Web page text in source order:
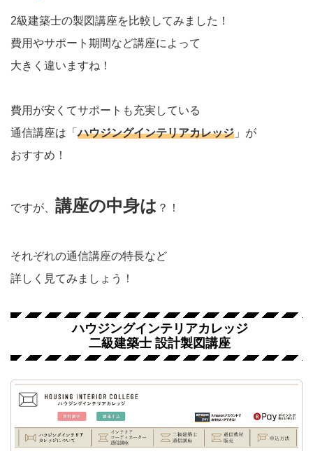
2級建築士の製図講座を比較してみました！
費用やサポート期間など講座によって
大きく違いますね！
費用が安くてサポートも充実している
通信講座は「ハウジングインテリアカレッジ 」が
おすすめ！
ですが、 講座の中身は ？！
それぞれの通信講座の特長など
詳しく見てみましょう！
ハウジングインテリアカレッジ
二級建築士 設計製図講座